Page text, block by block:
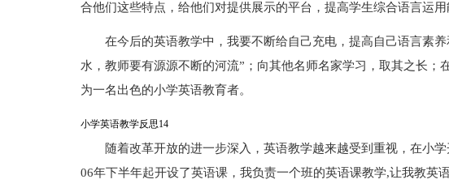
合他们这些特点，给他们对提供展示的平台，提高学生综合语言运用
在今后的英语教学中，我要不断给自己充电，提高自己语言素
水，教师要有源源不断的河流”；向其他名师名家学习，取其之长；
为一名出色的小学英语教育者。
小学英语教学反思14
随着改革开放的进一步深入，英语教学越来越受到重视，在小
06年下半年起开设了英语课，我负责一个班的英语课教学,让我教英